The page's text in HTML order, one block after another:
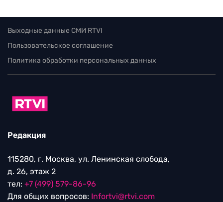
Выходные данные СМИ RTVI
Пользовательское соглашение
Политика обработки персональных данных
Редакция
115280, г. Москва, ул. Ленинская слобода,
д. 26, этаж 2
тел: +7 (499) 579-86-96
Для общих вопросов: Infortvi@rtvi.com